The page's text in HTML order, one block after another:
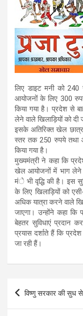
लिए डाइट मनी को
आयोजनों के लिए 300
किया गया है। प्रदेश से
लेने वाले खिलाड़ियों को दी
इसके अतिरिक्त खेल
स्तर तक 250 रुपये तथा
किया गया है।
मुख्यमंत्री ने कहा कि
खेल आयोजनों में भाग लेने
मंे भी वृद्धि की है। इस
के लिए खिलाड़ियों को
अधिक यात्रा करने वाले
जाएगा। उन्होंने कहा कि
बेहतर सुविधाएं प्रदान
प्रयास दर्शाते हैं कि
जा रही हैं।
Post
navigation
विष्णु सरकार की सुध